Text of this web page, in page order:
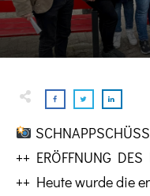
++ ERÖFFNUNG DES
++ Heute wurde die